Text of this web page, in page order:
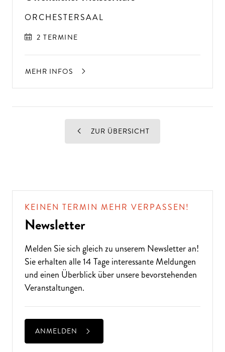
ORCHESTERSAAL
2 TERMINE
MEHR INFOS
ZUR ÜBERSICHT
KEINEN TERMIN MEHR VERPASSEN!
Newsletter
Melden Sie sich gleich zu unserem Newsletteran!
Sie erhalten alle 14 Tage interessante Meldungen
und einen Überblick über unsere bevorstehenden
Veranstaltungen.
ANMELDEN